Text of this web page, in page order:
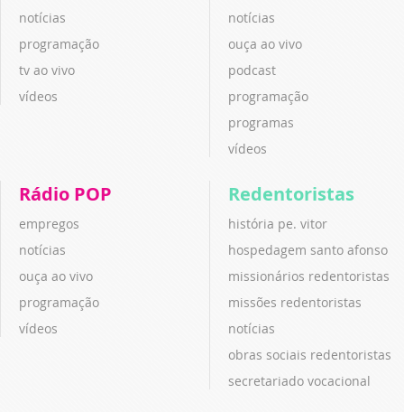
notícias
programação
tv ao vivo
vídeos
notícias
ouça ao vivo
podcast
programação
programas
vídeos
Rádio POP
empregos
notícias
ouça ao vivo
programação
vídeos
Redentoristas
história pe. vitor
hospedagem santo afonso
missionários redentoristas
missões redentoristas
notícias
obras sociais redentoristas
secretariado vocacional